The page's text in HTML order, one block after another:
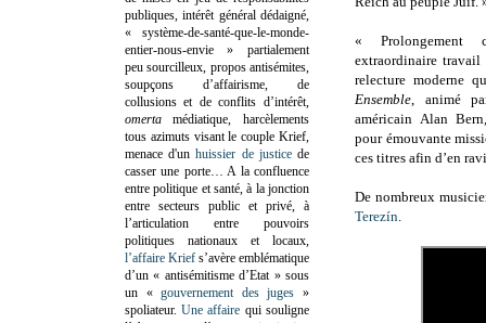
« Prolongement
extraordinaire travail
relecture moderne
Ensemble, animé
américain Alan
pour émouvante
ces titres afin d’en
De nombreux
Terezín.
publiques, intérêt général dédaigné,
« système-de-santé-que-le-monde-
entier-nous-envie » partialement
peu sourcilleux, propos antisémites,
soupçons d’affairisme, de
collusions et de conflits d’intérêt,
omertamédiatique, harcèlements
tous azimuts visant le couple Krief,
menace d'unhuissier de justicede
casser une porte… A la confluence
entre politique et santé, à la jonction
entre secteurs public et privé, à
l’articulation entre pouvoirs
politiques nationaux et locaux,
l’affaire Krief s’avère emblématique
d’un « antisémitisme d’Etat » sous
un «gouvernement des juges »
spoliateur.Une affaire qui souligne